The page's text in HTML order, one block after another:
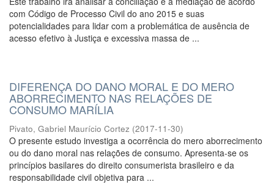
com Código de Processo Civil do ano 2015 e suas
potencialidades para lidar com a problemática de ausência de
acesso efetivo à Justiça e excessiva massa de ...
DIFERENÇA DO DANO MORAL E DO MERO
ABORRECIMENTO NAS RELAÇÕES DE
CONSUMO MARÍLIA
Pivato, Gabriel Maurício Cortez (2017-11-30)
O presente estudo investiga a ocorrência do mero aborrecimento
ou do dano moral nas relações de consumo. Apresenta-se os
princípios basilares do direito consumerista brasileiro e da
responsabilidade civil objetiva para ...